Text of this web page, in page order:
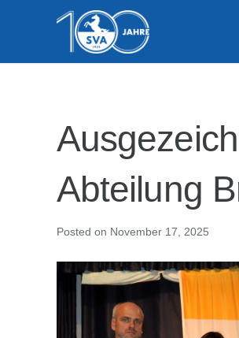
Abteilung
Posted on November 17, 2025